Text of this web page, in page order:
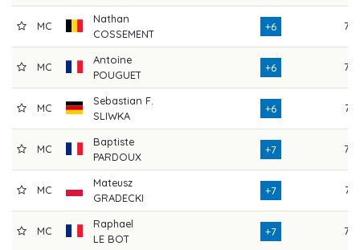
MC
Nathan
COSSEMENT
+6 75
MC
Antoine
POUGUET
+6 76
MC
Sebastian F.
SLIWKA
+6 74
MC
Baptiste
PARDOUX
+7 73
MC
Mateusz
GRADECKI
+7 74
MC
Raphael
LE BOT
+7 76